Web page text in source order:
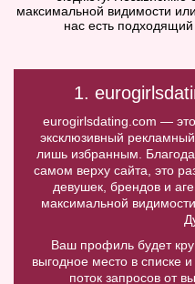
максимальной видимости
нас есть
1.
eurogirlsdating.com —
эксклюзивный
лишь избранным.
самом верху сайта, это
девушек, брендов и
максимальной
Ваш профиль будет
выгодное место в списке
поток запросов от